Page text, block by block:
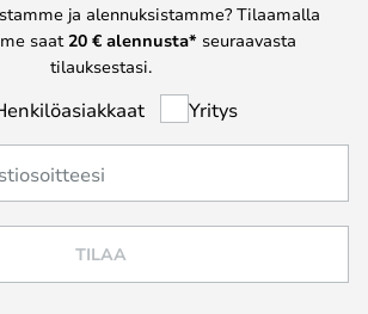
ja alennuksistamme? Tilaamalla
saat 20 € alennusta* seuraavasta
tilauksestasi.
Yritys
TILAA